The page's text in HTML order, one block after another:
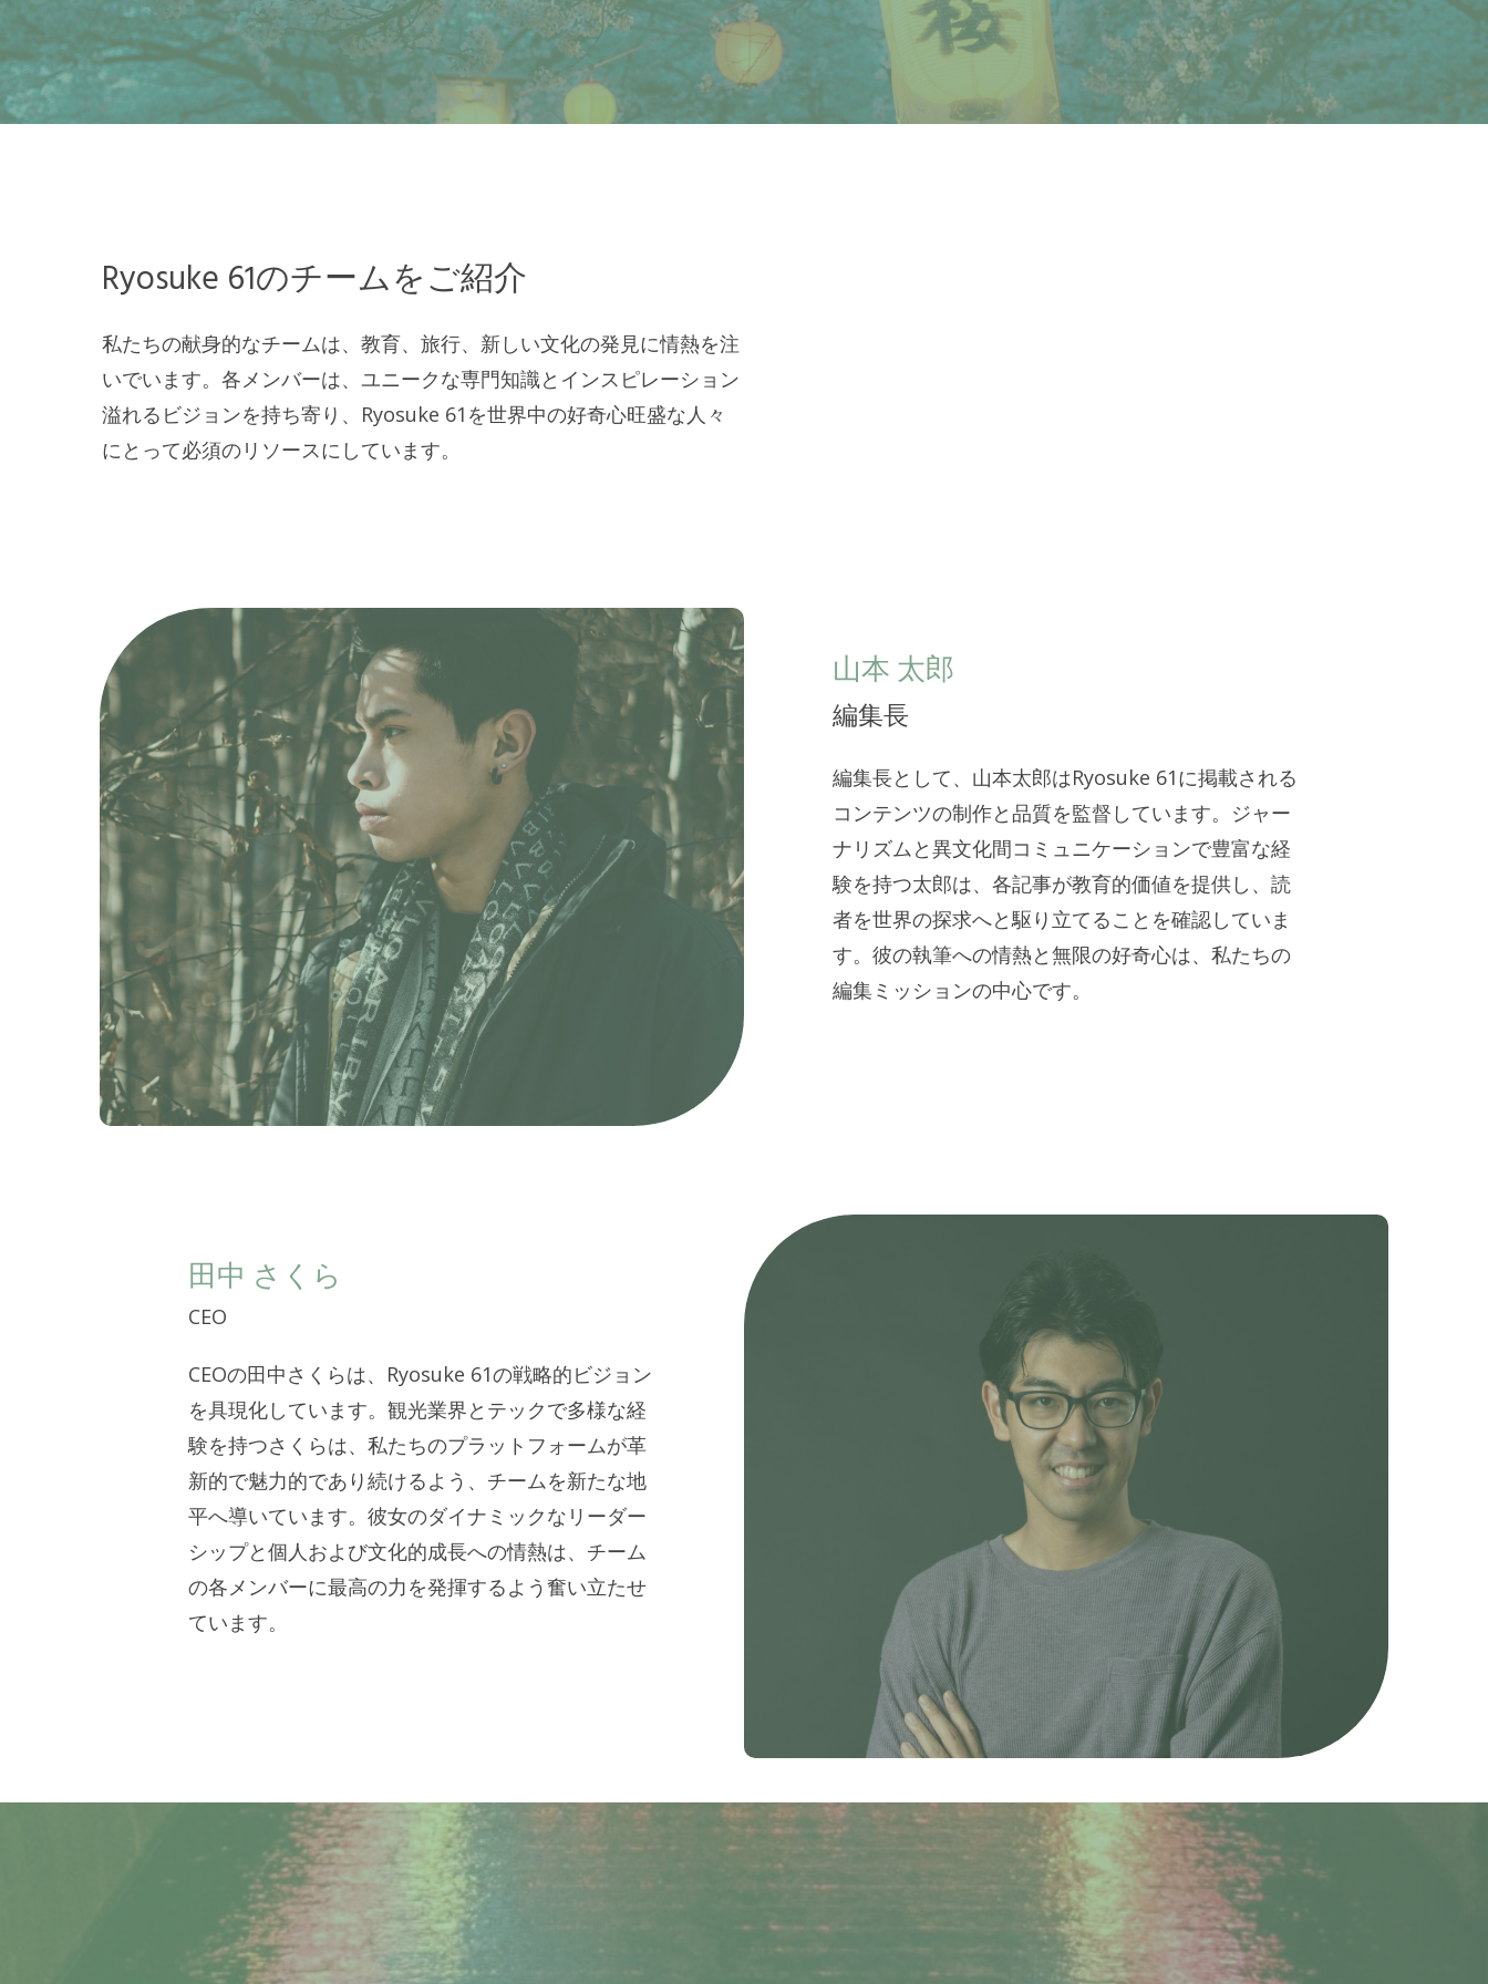
Ryosuke 61のチームをご紹介
私たちの献身的なチームは、教育、旅行、新しい文化の発見に情熱を注
いでいます。各メンバーは、ユニークな専門知識とインスピレーション
溢れるビジョンを持ち寄り、Ryosuke 61を世界中の好奇心旺盛な人々
にとって必須のリソースにしています。
山本 太郎
編集長
編集長として、山本太郎はRyosuke 61に掲載される
コンテンツの制作と品質を監督しています。ジャー
ナリズムと異文化間コミュニケーションで豊富な経
験を持つ太郎は、各記事が教育的価値を提供し、読
者を世界の探求へと駆り立てることを確認していま
す。彼の執筆への情熱と無限の好奇心は、私たちの
編集ミッションの中心です。
田中 さくら
CEO
CEOの田中さくらは、Ryosuke 61の戦略的ビジョン
を具現化しています。観光業界とテックで多様な経
験を持つさくらは、私たちのプラットフォームが革
新的で魅力的であり続けるよう、チームを新たな地
平へ導いています。彼女のダイナミックなリーダー
シップと個人および文化的成長への情熱は、チーム
の各メンバーに最高の力を発揮するよう奮い立たせ
ています。